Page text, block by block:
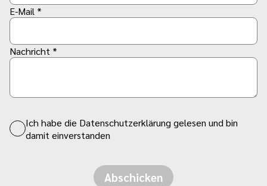
E-Mail *
Nachricht *
Ich habe die Datenschutzerklärung gelesen und bin
damit einverstanden
Abschicken